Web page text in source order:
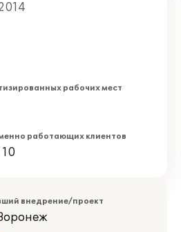
рабочих мест
работающих клиентов
внедрение/проект